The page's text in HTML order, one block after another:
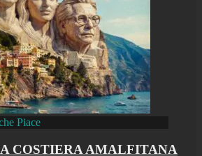
Piace
COSTIERA AMALFITANA